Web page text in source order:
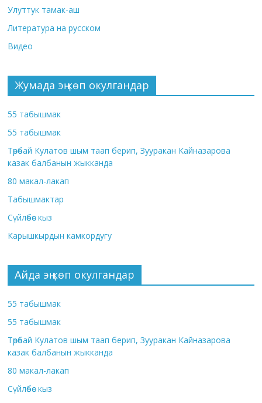
Улуттук тамак-аш
Литература на русском
Видео
Жумада эң көп окулгандар
55 табышмак
55 табышмак
Төрөбай Кулатов шым таап берип, Зууракан Кайназарова
казак балбанын жыкканда
80 макал-лакап
Табышмактар
Сүйлөбөс кыз
Карышкырдын камкордугу
Айда эң көп окулгандар
55 табышмак
55 табышмак
Төрөбай Кулатов шым таап берип, Зууракан Кайназарова
казак балбанын жыкканда
80 макал-лакап
Сүйлөбөс кыз